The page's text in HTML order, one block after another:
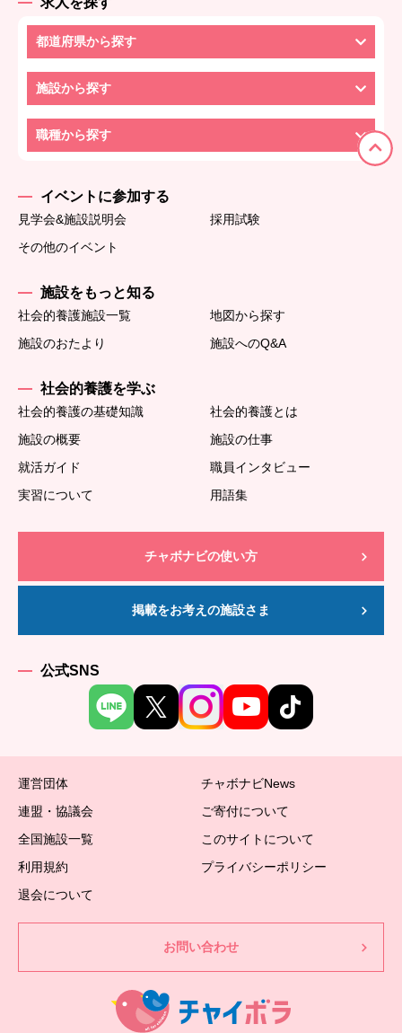
都道府県から探す
施設から探す
職種から探す
イベントに参加する
見学会&施設説明会
採用試験
その他のイベント
施設をもっと知る
社会的養護施設一覧
地図から探す
施設のおたより
施設へのQ&A
社会的養護を学ぶ
社会的養護の基礎知識
社会的養護とは
施設の概要
施設の仕事
就活ガイド
職員インタビュー
実習について
用語集
チャボナビの使い方
掲載をお考えの施設さま
公式SNS
運営団体
チャボナビNews
連盟・協議会
ご寄付について
全国施設一覧
このサイトについて
利用規約
プライバシーポリシー
退会について
お問い合わせ